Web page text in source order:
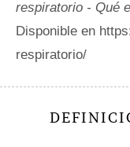
respiratorio - Qué
Disponible en
respiratorio/